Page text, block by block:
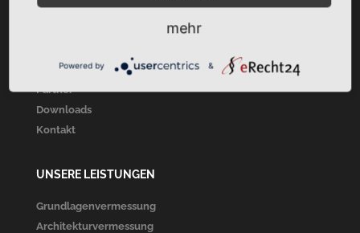
Startseite
Projekte
Partner
Downloads
Kontakt
UNSERE LEISTUNGEN
Grundlagenvermessung
Architekturvermessung
mehr
Powered by &